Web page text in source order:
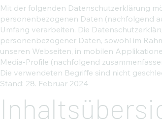
Mit der folgenden Datenschutzerklärung
personenbezogenen Daten (nachfolgend
Umfang verarbeiten. Die
personenbezogener Daten, sowohl im
unseren Webseiten, in mobilen
Media-Profile (nachfolgend
Die verwendeten Begriffe sind nicht
Stand: 28. Februar 2024